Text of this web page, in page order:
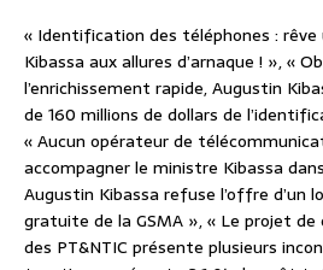
« Identification des téléphones : rêve
Kibassa aux allures d’arnaque ! », «
l’enrichissement rapide, Augustin
de 160 millions de dollars de
« Aucun opérateur de
accompagner le ministre Kibassa
Augustin Kibassa refuse l’offre d’un
gratuite de la GSMA », « Le projet
des PT&NTIC présente plusieurs